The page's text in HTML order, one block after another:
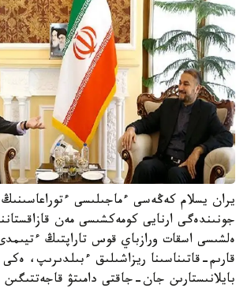
يران يسلام كەڭەسى ءماجىلىسى ءتوراعاسىنىڭ
جونىندەگى ارنايى كومەكشىسى مەن
ەلشىسى اسقات ورازباي قوس تاراپتىڭ ءتيىمدى
قارىم-قاتىناسىنا ريزاشىلىق ءبىلدىرىپ،
بايلانىستارىن جان-جاقتى دامىتۋ قاجەتتىگىن